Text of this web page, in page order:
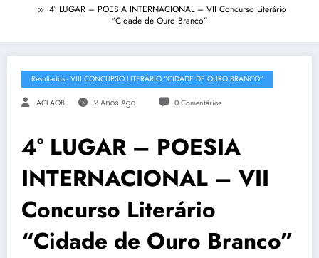
4° LUGAR – POESIA INTERNACIONAL – VII Concurso Literário
“Cidade de Ouro Branco”
Resultados - VIII CONCURSO LITERÁRIO “CIDADE DE OURO BRANCO”
ACLAOB 2 Anos Ago 0 Comentários
4° LUGAR – POESIA
INTERNACIONAL – VII
Concurso Literário
“Cidade de Ouro Branco”